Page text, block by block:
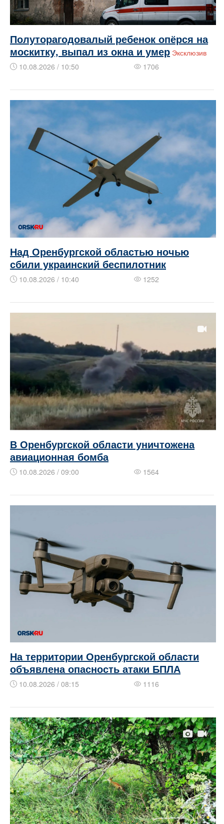
Полуторагодовалый ребенок опёрся на
москитку, выпал из окна и умер Эксклюзив
10.08.2026 / 10:50
1706
Над Оренбургской областью ночью
сбили украинский беспилотник
10.08.2026 / 10:40 1252
В Оренбургской области уничтожена
авиационная бомба
10.08.2026 / 09:00 1564
На территории Оренбургской области
объявлена опасность атаки БПЛА
10.08.2026 / 08:15 1116